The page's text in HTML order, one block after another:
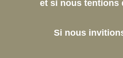
et si nous tentions
Si nous